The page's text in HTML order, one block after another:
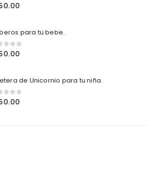
of 5
para tu bebe.
of 5
de Unicornio para tu niña.
of 5